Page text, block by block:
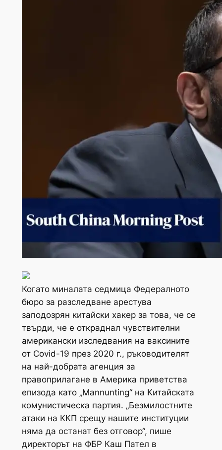
Когато миналата седмица Федералното
бюро за разследване арестува
заподозрян китайски хакер за това, че се
твърди, че е откраднал чувствителни
американски изследвания на ваксините
от Covid-19 през 2020 г., ръководителят
на най-добрата агенция за
правоприлагане в Америка приветства
епизода като „Mannunting“ на Китайската
комунистическа партия. „Безмилостните
атаки на ККП срещу нашите институции
няма да останат без отговор“, пише
директорът на ФБР Каш Пател в